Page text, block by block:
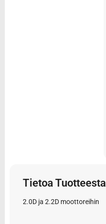
Tietoa Tuotteesta
2.0D ja 2.2D moottoreihin